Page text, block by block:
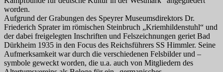
worden.
Aufgrund der Grabungen des Speyrer Museumsdirektors Dr.
Friederich Sprater im römischen Steinbruch „Kriemhildenstuhl“ und
der dabei freigelegten Inschriften und Felszeichnungen geriet Bad
Dürkheim 1935 in den Focus des Reichsführers SS Himmler. Seine
Aufmerksamkeit war durch die verschiedenen Felsbilder und –
symbole geweckt worden, die u.a. auch von Mitgliedern des